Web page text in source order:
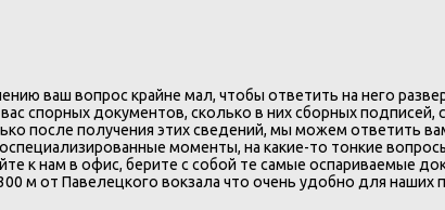
ваш вопрос крайне мал, чтобы ответить на него
спорных документов, сколько в них сборных подписей,
после получения этих сведений, мы можем ответить
моменты, на какие-то тонкие
к нам в офис, берите с собой те самые оспариваемые
м от Павелецкого вокзала что очень удобно для наших